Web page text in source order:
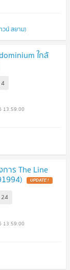
วน์ สยาม)
ใกล้
4
13:59:00
าร The Line
UPDATE !
24
13:59:00